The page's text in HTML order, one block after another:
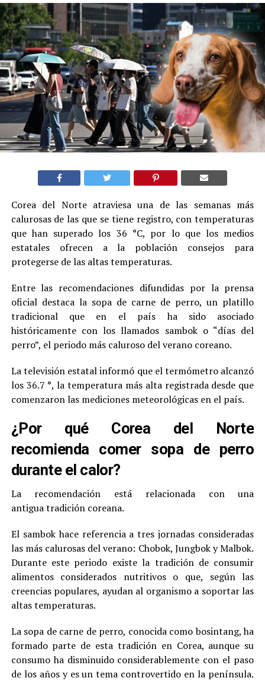
Corea del Norte atraviesa una de las semanas más
calurosas de las que se tiene registro, con temperaturas
que han superado los 36 °C, por lo que los medios
estatales ofrecen a la población consejos para
protegerse de las altas temperaturas.
Entre las recomendaciones difundidas por la prensa
oficial destaca la sopa de carne de perro, un platillo
tradicional que en el país ha sido asociado
históricamente con los llamados sambok o “días del
perro”, el periodo más caluroso del verano coreano.
La televisión estatal informó que el termómetro alcanzó
los 36.7 °, la temperatura más alta registrada desde que
comenzaron las mediciones meteorológicas en el país.
¿Por qué Corea del Norte
recomienda comer sopa de perro
durante el calor?
La recomendación está relacionada con una
antigua tradición coreana.
El sambok hace referencia a tres jornadas consideradas
las más calurosas del verano: Chobok, Jungbok y Malbok.
Durante este periodo existe la tradición de consumir
alimentos considerados nutritivos o que, según las
creencias populares, ayudan al organismo a soportar las
altas temperaturas.
La sopa de carne de perro, conocida como bosintang, ha
formado parte de esta tradición en Corea, aunque su
consumo ha disminuido considerablemente con el paso
de los años y es un tema controvertido en la península.